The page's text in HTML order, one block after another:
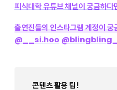
피식대학 유튜브 채널이 궁금하다
출연진들의 인스타그램 계정이
@__si.hoo
콘텐츠 활용 팁!